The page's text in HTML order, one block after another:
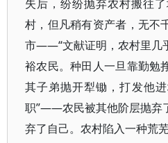
失后，纷纷抛弃农村搬往
村，但凡稍有资产者，无不
市——“文献证明，农村里几
裕农民。种田人一旦靠勤勉
其子弟抛开犁锄，打发他
职”——农民被其他阶层抛弃
弃了自己。农村陷入一种荒芜